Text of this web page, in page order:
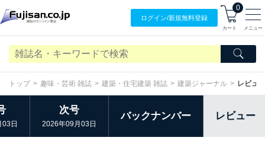
ログイン/新規無料登録
0
カート メニュー
トップ 趣味・芸術 雑誌 建築・住宅建築 雑誌 建築ジャーナル レビュー
03日
次号
2026年09月03日
バックナンバー レビュー